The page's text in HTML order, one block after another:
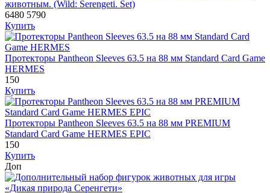
животным. (Wild: Serengeti. Set)
6480 5790
Купить
Протекторы Pantheon Sleeves 63.5 на 88 мм Standard Card Game
HERMES
150
Купить
Протекторы Pantheon Sleeves 63.5 на 88 мм PREMIUM
Standard Card Game HERMES EPIC
150
Купить
Доп